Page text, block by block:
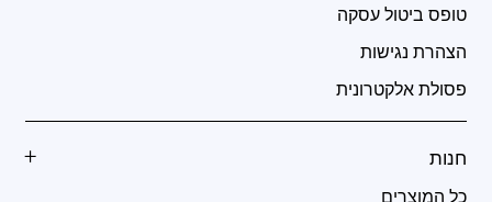
טופס ביטול עסקה
הצהרת נגישות
פסולת אלקטרונית
חנות
כל המוצרים